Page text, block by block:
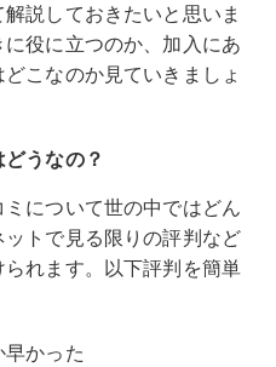
説しておきたいと思いま
役に立つのか、加入にあ
こなのか見ていきましょ
うなの？
について世の中ではどん
トで見る限りの評判など
れます。以下評判を簡単
かった